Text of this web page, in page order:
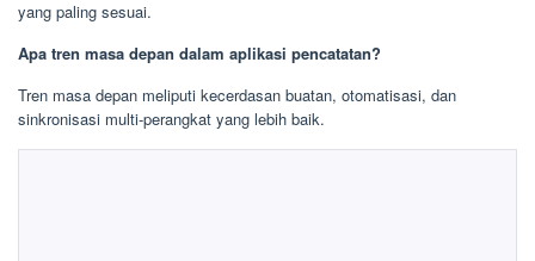
yang paling sesuai.
Apa tren masa depan dalam aplikasi pencatatan?
Tren masa depan meliputi kecerdasan buatan, otomatisasi, dan
sinkronisasi multi-perangkat yang lebih baik.